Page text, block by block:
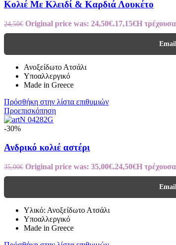
Κολιέ Με Κλειδί & Καρδιά Λουκέτο
24,50€ Original price was: 24,50€.17,15€Η τρέχουσα
Email
Ανοξείδωτο Ατσάλι
Υποαλλεργικό
Made in Greece
Πρόσθήκη στην λίστα επιθυμιών
Προεπισκόπηση
-30%
Ανδρικό κολιέ αστέρι
35,00€ Original price was: 35,00€.24,50€Η τρέχουσα
Email
Υλικό: Ανοξείδωτο Ατσάλι
Υποαλλεργικό
Made in Greece